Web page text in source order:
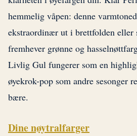
hemmelig våpen: denne
ekstraordinær ut i brettfolden eller
fremhever grønne og
Livlig Gul fungerer som en
øyekrok-pop som andre sesonger
bære.
Dine nøytralfarger